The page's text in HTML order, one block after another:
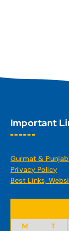
Important
Gurmat &
Privacy Policy
Best Links,
M
T